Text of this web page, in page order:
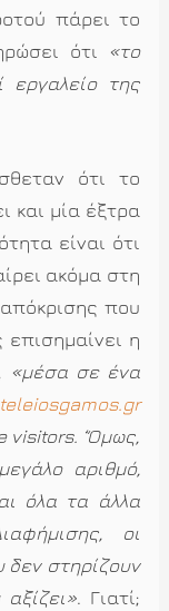
πάρει το
ότι «το
εργαλείο της
ότι το
και μία έξτρα
είναι ότι
ακόμα στη
που
η
«μέσα σε ένα
visitors. ‘Όμως,
αριθμό,
όλα τα άλλα
οι
δεν στηρίζουν
. Γιατί;